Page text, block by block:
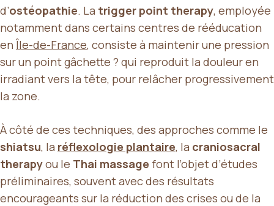
d’ostéopathie. La trigger point therapy, employée
notamment dans certains centres de rééducation
en Île-de-France, consiste à maintenir une pression
sur un point gâchette ? qui reproduit la douleur en
irradiant vers la tête, pour relâcher progressivement
la zone.
À côté de ces techniques, des approches comme le
shiatsu, la réflexologie plantaire, la craniosacral
therapyou le Thai massage font l’objet d’études
préliminaires, souvent avec des résultats
encourageants sur la réduction des crises ou de la